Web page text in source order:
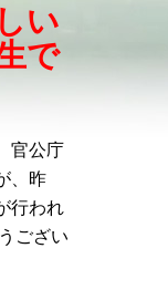
い
で
官公庁
、昨
行われ
ござい